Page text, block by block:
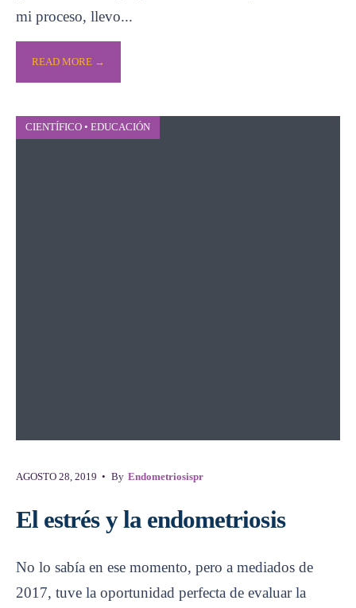
mi proceso, llevo...
READ MORE →
CIENTÍFICO • EDUCACIÓN
AGOSTO 28, 2019 • By Endometriosispr
El estrés y la endometriosis
No lo sabía en ese momento, pero a mediados de
2017, tuve la oportunidad perfecta de evaluar la